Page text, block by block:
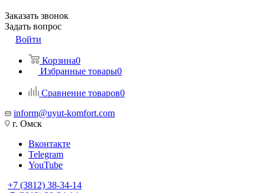
Заказать звонок
Задать вопрос
Войти
Корзина0
Избранные товары0
Сравнение товаров0
inform@uyut-komfort.com
г. Омск
Вконтакте
Telegram
YouTube
+7 (3812) 38-34-14